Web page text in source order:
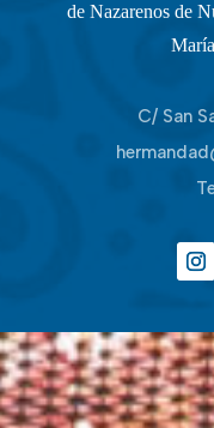
de Nazarenos de
C/ San